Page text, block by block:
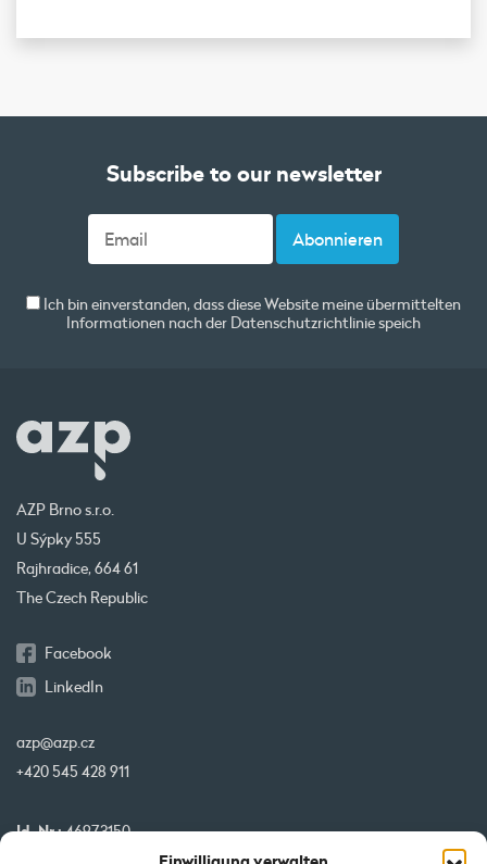
Subscribe to our newsletter
Ich bin einverstanden, dass diese Website meine übermittelten
Informationen nach der Datenschutzrichtliniespeich
AZP Brno s.r.o.
U Sýpky 555
Rajhradice, 664 61
The Czech Republic
Facebook
LinkedIn
azp@azp.cz
+420 545 428 911
Id. Nr.:46973150